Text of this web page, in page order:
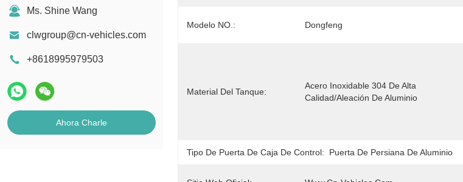
Ms. Shine Wang
clwgroup@cn-vehicles.com
+8618995979503
Ahora Charle
Modelo NO.: Dongfeng
Material Del Tanque:
Acero Inoxidable 304 De Alta
Calidad/aleación De Aluminio
Tipo De Puerta De Caja De Control: Puerta De Persiana De Aluminio